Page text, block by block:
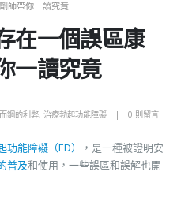
師帶你一讀究竟
在一個誤區康
一讀究竟
鋼的利弊, 治療勃起功能障礙 0 則留言
功能障礙（ED）
，是一種被證明安
普及和使用，一些誤區和誤解也開